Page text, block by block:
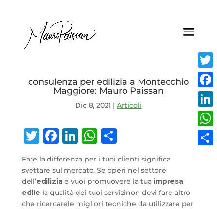
consulenza per edilizia a Montecchio
Maggiore: Mauro Paissan
Dic 8, 2021 |Articoli
Twitter
Facebook
LinkedIn
WhatsApp
Condividi
Fare la differenza per i tuoi clienti significa
svettare sul mercato. Se operi nel settore
dell’ediliziae vuoi promuovere la tua impresa
edile la qualità dei tuoi servizinon devi fare altro
che ricercarele migliori tecniche da utilizzare per